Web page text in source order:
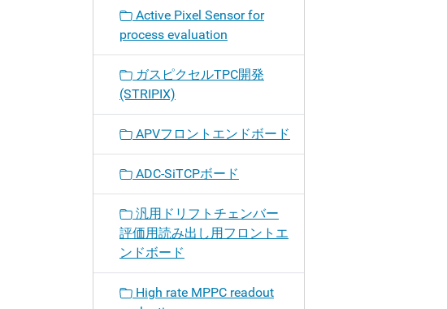
Active Pixel Sensor for
process evaluation
ガスピクセルTPC開発
(STRIPIX)
APVフロントエンドボード
ADC-SiTCPボード
汎用ドリフトチェンバー
評価用読み出し用フロントエ
ンドボード
High rate MPPC readout